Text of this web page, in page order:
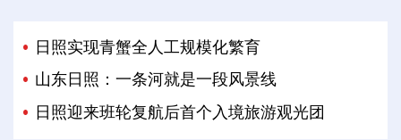
日照实现青蟹全人工规模化繁育
山东日照：一条河就是一段风景线
日照迎来班轮复航后首个入境旅游观光团